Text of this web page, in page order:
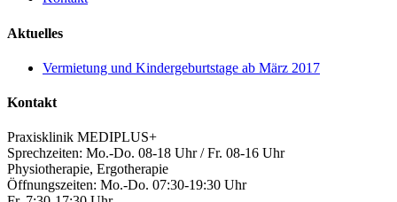
Aktuelles
Vermietung und Kindergeburtstage ab März 2017
Kontakt
Praxisklinik MEDIPLUS+
Sprechzeiten: Mo.-Do. 08-18 Uhr / Fr. 08-16 Uhr
Physiotherapie, Ergotherapie
Öffnungszeiten: Mo.-Do. 07:30-19:30 Uhr